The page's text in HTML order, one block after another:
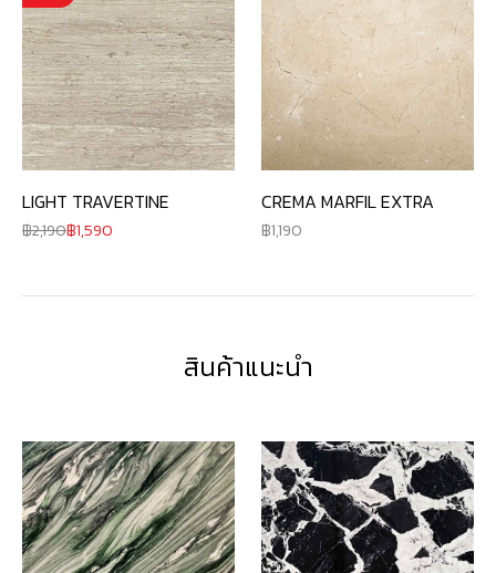
LIGHT TRAVERTINE
2,190 1,590
CREMA MARFIL EXTRA
1,190
สินค้าแนะนำ